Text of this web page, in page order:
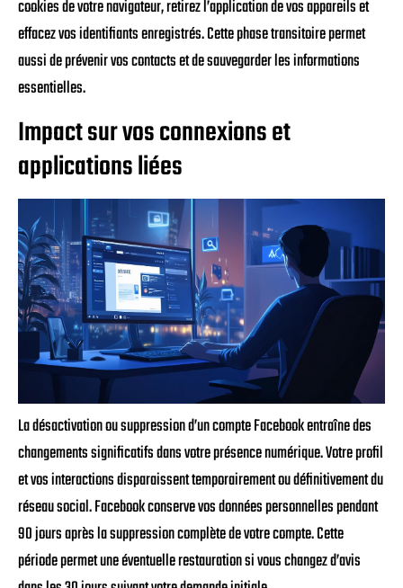
cookies de votre navigateur, retirez l’application de vos appareils et
effacez vos identifiants enregistrés. Cette phase transitoire permet
aussi de prévenir vos contacts et de sauvegarder les informations
essentielles.
Impact sur vos connexions et
applications liées
La désactivation ou suppression d’un compte Facebook entraîne des
changements significatifs dans votre présence numérique. Votre profil
et vos interactions disparaissent temporairement ou définitivement du
réseau social. Facebook conserve vos données personnelles pendant
90 jours après la suppression complète de votre compte. Cette
période permet une éventuelle restauration si vous changez d’avis